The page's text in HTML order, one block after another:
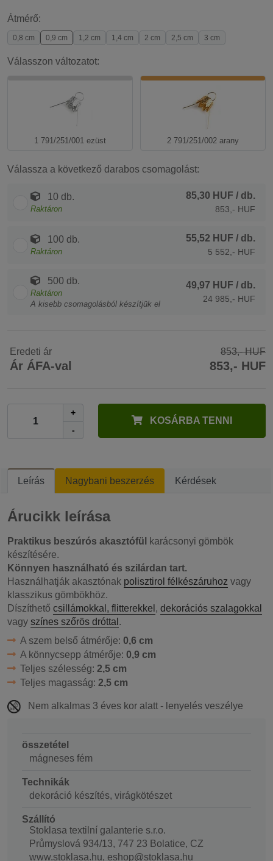
Átmérő:
0,8 cm 0,9 cm 1,2 cm 1,4 cm 2 cm 2,5 cm 3 cm
Válasszon változatot:
1 791/251/001 ezüst 2 791/251/002 arany
Válassza a következő darabos csomagolást:
10 db.
Raktáron
85,30 HUF / db.
853,- HUF
100 db.
Raktáron
55,52 HUF / db.
5 552,- HUF
500 db.
Raktáron
A kisebb csomagolásból készítjük el
49,97 HUF / db.
24 985,- HUF
Eredeti ár 853,- HUF
Ár ÁFA-val 853,- HUF
+
-
KOSÁRBA TENNI
Leírás Nagybani beszerzés Kérdések
Árucikk leírása
Praktikus beszúrós akasztófül
karácsonyi gömbök
készítésére.
Könnyen használható és szilárdan tart.
Használhatják akasztónak polisztirol félkészáruhoz vagy
klasszikus gömbökhöz.
Díszíthető csillámokkal, flitterekkel , dekorációs szalagokkal
vagy színes szőrös dróttal .
A szem belső átmérője: 0,6 cm
A könnycsepp átmérője: 0,9 cm
Teljes szélesség: 2,5 cm
Teljes magasság: 2,5 cm
Nem alkalmas 3 éves kor alatt - lenyelés veszélye
összetétel
mágneses fém
Technikák
dekoráció készítés, virágkötészet
Szállító
Stoklasa textilní galanterie s.r.o.
Průmyslová 934/13, 747 23 Bolatice, CZ
www.stoklasa.hu, eshop@stoklasa.hu